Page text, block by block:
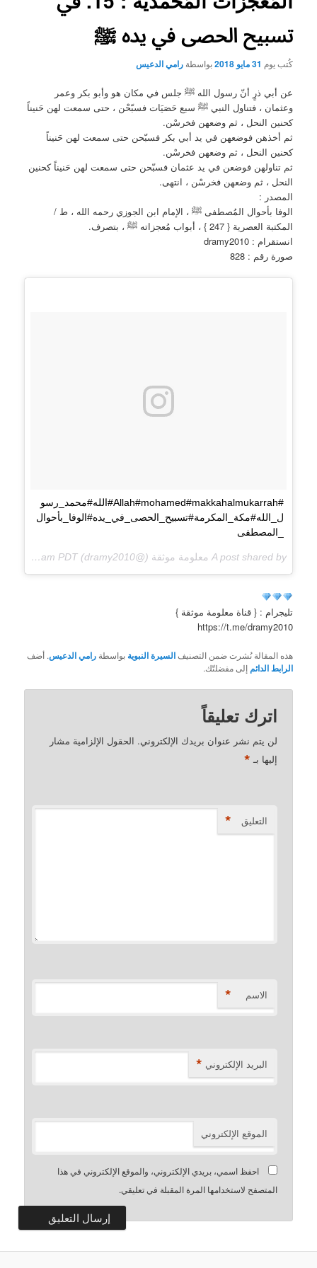
تسبيح الحصى في يده ﷺ
كُتب يوم 31 مايو 2018 بواسطةرامي الدعيس
عن أبي ذرٍ أنّ رسول الله ﷺ جلس في مكان هو وأبو بكر وعمر
وعثمان ، فتناول النبي ﷺ سبع حَصَيَات فسبّحْن ، حتى سمعت لهن حَنيناً
كحنين النحل ، ثم وضعهن فخرسْن.
ثم أخذهن فوضعهن في يد أبي بكر فسبّحن حتى سمعت لهن حَنيناً
كحنين النحل ، ثم وضعهن فخرسْن.
ثم تناولهن فوضعن في يد عثمان فسبّحن حتى سمعت لهن حَنيناً كحنين
النحل ، ثم وضعهن فخرسْن ، انتهى.
المصدر :
الوفا بأحوال المُصطفى ﷺ ، الإمام ابن الجوزي رحمه الله ، ط /
المكتبة العصرية { 247 } ، أبواب مُعجزاته ﷺ ، بتصرف.
انستقرام : dramy2010
صورة رقم : 828
#Allah#mohamed#makkahalmukarrah#الله#محمد_رسو
ل_الله#مكة_المكرمة#تسبيح_الحصى_في_يده#الوفا_بأحوال
_المصطفى
A post shared by معلومة موثقة (@dramy2010) on
May 29, 2018 at 4:05am PDT
تليجرام : { قناة معلومة موثقة }
https://t.me/dramy2010
هذه المقالة نُشرت ضمن التصنيفالسيرة النبوية بواسطةرامي الدعيس. أضف
الرابط الدائم إلى مفضلتّك.
اترك تعليقاً
لن يتم نشر عنوان بريدك الإلكتروني. الحقول الإلزامية مشار
إليها بـ *
التعليق *
الاسم *
البريد الإلكتروني *
الموقع الإلكتروني
احفظ اسمي، بريدي الإلكتروني، والموقع الإلكتروني في هذا
المتصفح لاستخدامها المرة المقبلة في تعليقي.